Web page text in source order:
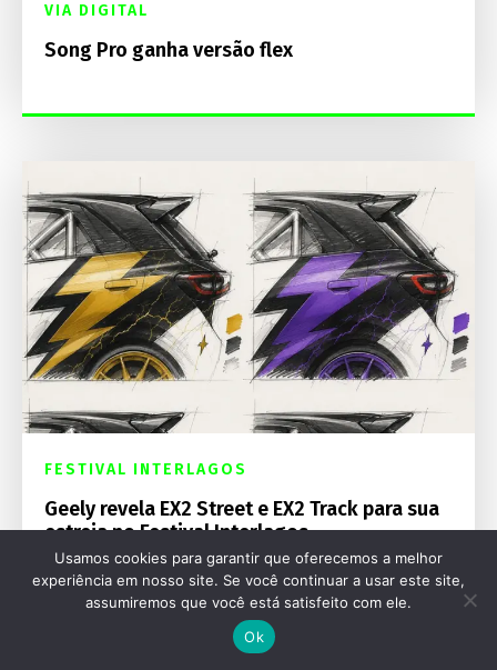
VIA DIGITAL
Song Pro ganha versão flex
FESTIVAL INTERLAGOS
Geely revela EX2 Street e EX2 Track para sua
estreia no Festival Interlagos
Usamos cookies para garantir que oferecemos a melhor
experiência em nosso site. Se você continuar a usar este site,
assumiremos que você está satisfeito com ele.
Ok